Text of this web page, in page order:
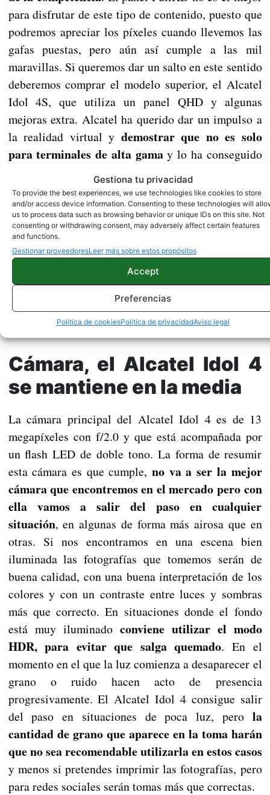
Gestiona tu privacidad
To provide the best experiences, we use technologies like cookies to store
and/or access device information. Consenting to these technologies will
us to process data such as browsing behavior or unique IDs on this site. Not
consenting or withdrawing consent, may adversely affect certain features
and functions.
Gestionar proveedoresLeer más sobre estos propósitos
Accept
Preferencias
Política de cookiesPolítica de privacidadAviso legal
para disfrutar de este tipo de contenido, puesto que
podremos apreciar los píxeles cuando llevemos las
gafas puestas, pero aún así cumple a las mil
maravillas. Si queremos dar un salto en este sentido
deberemos comprar el modelo superior, el Alcatel
Idol 4S, que utiliza un panel QHD y algunas
mejoras extra. Alcatel ha querido dar un impulso a
la realidad virtual y demostrar que no es solo
para terminales de alta gamay lo ha conseguido
gracias a los añadidos tantos en hardware, como
son las gafas, como en software, que
posteriormente os explicaremos.
Cámara, el Alcatel Idol 4
se mantiene en la media
La cámara principal del Alcatel Idol 4 es de 13
megapíxeles con f/2.0 y que está acompañada por
un flash LED de doble tono. La forma de resumir
esta cámara es que cumple, no va a ser la mejor
cámara que encontremos en el mercado pero con
ella vamos a salir del paso en cualquier
situación, en algunas de forma más airosa que en
otras. Si nos encontramos en una escena bien
iluminada las fotografías que tomemos serán de
buena calidad, con una buena interpretación de los
colores y con un contraste entre luces y sombras
más que correcto. En situaciones donde el fondo
está muy iluminadoconviene utilizar el modo
HDR, para evitar que salga quemado. En el
momento en el que la luz comienza a desaparecer el
grano o ruido hacen acto de presencia
progresivamente. El Alcatel Idol 4 consigue salir
del paso en situaciones de poca luz, pero la
cantidad de grano que aparece en la toma harán
que no sea recomendable utilizarla en estos casos
y menos si pretendes imprimir las fotografías, pero
para redes sociales serán tomas más que correctas.